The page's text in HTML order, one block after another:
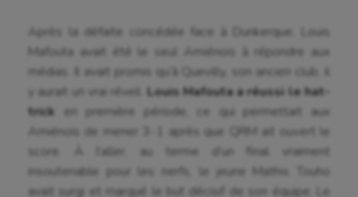
Après la défaite concédée face à Dunkerque, Louis
Mafouta avait été le seul Amiénois à répondre aux
médias. Il avait promis qu’à Quevilly, son ancien club, il
y aurait un vrai réveil. Louis Mafouta a réussi le hat-
trick en première période, ce qui permettait aux
Amiénois de mener 3-1 après que QRM ait ouvert le
score. À l’aller, au terme d’un final vraiment
insoutenable pour les nerfs, le jeune Mathis Touho
avait surgi et marqué le but décisif de son équipe. Le